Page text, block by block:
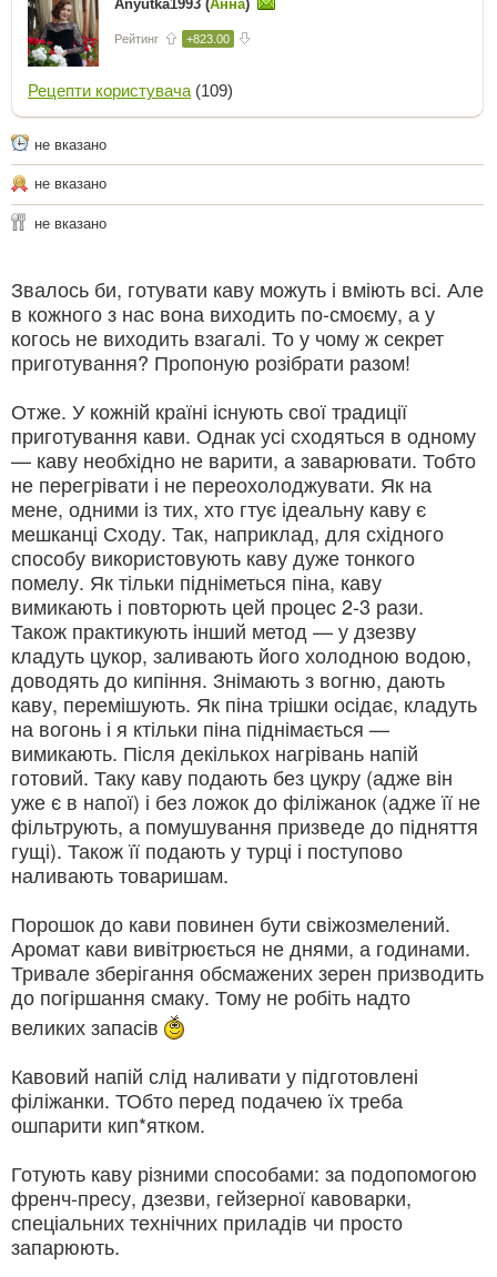
Anyutka1993 (Анна)
Рейтинг +823.00
Рецепти користувача (109)
не вказано
не вказано
не вказано
Звалось би, готувати каву можуть і вміють всі. Але
в кожного з нас вона виходить по-смоєму, а у
когось не виходить взагалі. То у чому ж секрет
приготування? Пропоную розібрати разом!
Отже. У кожній країні існують свої традиції
приготування кави. Однак усі сходяться в одному
— каву необхідно не варити, а заварювати. Тобто
не перегрівати і не переохолоджувати. Як на
мене, одними із тих, хто гтує ідеальну каву є
мешканці Сходу. Так, наприклад, для східного
способу використовують каву дуже тонкого
помелу. Як тільки підніметься піна, каву
вимикають і повторють цей процес 2-3 рази.
Також практикують інший метод — у дзезву
кладуть цукор, заливають його холодною водою,
доводять до кипіння. Знімають з вогню, дають
каву, перемішують. Як піна трішки осідає, кладуть
на вогонь і я ктільки піна піднімається —
вимикають. Після декількох нагрівань напій
готовий. Таку каву подають без цукру (адже він
уже є в напої) і без ложок до філіжанок (адже її не
фільтрують, а помушування призведе до підняття
гущі). Також її подають у турці і поступово
наливають товаришам.
Порошок до кави повинен бути свіжозмелений.
Аромат кави вивітрюється не днями, а годинами.
Тривале зберігання обсмажених зерен призводить
до погіршання смаку. Тому не робіть надто
великих запасів
Кавовий напій слід наливати у підготовлені
філіжанки. ТОбто перед подачею їх треба
ошпарити кип*ятком.
Готують каву різними способами: за подопомогою
френч-пресу, дзезви, гейзерної кавоварки,
спеціальних технічних приладів чи просто
запарюють.